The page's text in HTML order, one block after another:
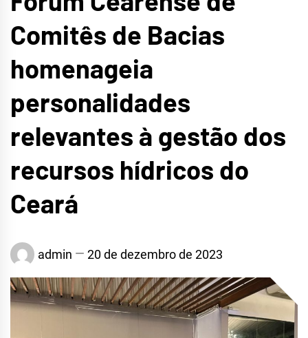
Comitês de Bacias
homenageia
personalidades
relevantes à gestão dos
recursos hídricos do
Ceará
admin 20 de dezembro de 2023